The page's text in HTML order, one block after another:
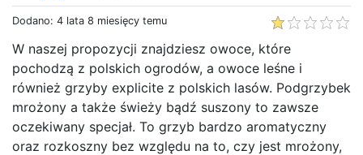
Dodano: 4 lata 8 miesięcy temu
W naszej propozycji znajdziesz owoce, które
pochodzą z polskich ogrodów, a owoce leśne i
również grzyby explicite z polskich lasów. Podgrzybek
mrożony a także świeży bądź suszony to zawsze
oczekiwany specjał. To grzyb bardzo aromatyczny
oraz rozkoszny bez względu na to, czy jest mrożony,